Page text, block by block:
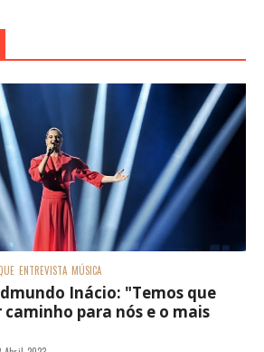
ENTREVISTA MÚSICA
Inácio: "Temos que
para nós e o mais